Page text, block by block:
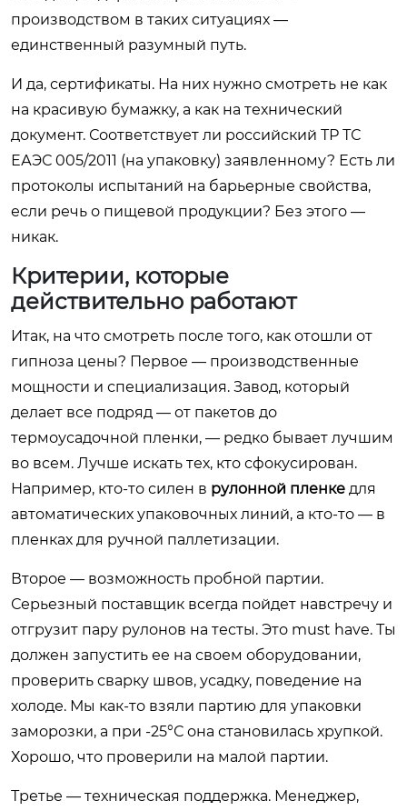
производством в таких ситуациях —
единственный разумный путь.
И да, сертификаты. На них нужно смотреть не как
на красивую бумажку, а как на технический
документ. Соответствует ли российский ТР ТС
ЕАЭС 005/2011 (на упаковку) заявленному? Есть ли
протоколы испытаний на барьерные свойства,
если речь о пищевой продукции? Без этого —
никак.
Критерии, которые
действительно работают
Итак, на что смотреть после того, как отошли от
гипноза цены? Первое — производственные
мощности и специализация. Завод, который
делает все подряд — от пакетов до
термоусадочной пленки, — редко бывает лучшим
во всем. Лучше искать тех, кто сфокусирован.
Например, кто-то силен в рулонной пленке для
автоматических упаковочных линий, а кто-то — в
пленках для ручной паллетизации.
Второе — возможность пробной партии.
Серьезный поставщик всегда пойдет навстречу и
отгрузит пару рулонов на тесты. Это must have. Ты
должен запустить ее на своем оборудовании,
проверить сварку швов, усадку, поведение на
холоде. Мы как-то взяли партию для упаковки
заморозки, а при -25°С она становилась хрупкой.
Хорошо, что проверили на малой партии.
Третье — техническая поддержка. Менеджер,